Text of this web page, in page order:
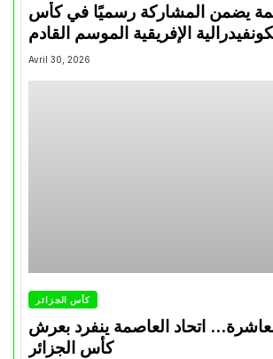
يضمن المشاركة رسميًا في كأس
Avril 30, 2026
كأس الجزائر
اتحاد العاصمة ينفرد بعرش
كأس الجزائر